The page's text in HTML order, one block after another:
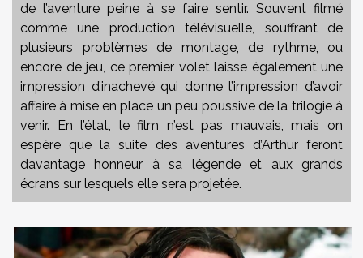
de l’aventure peine à se faire sentir. Souvent filmé
comme une production télévisuelle, souffrant de
plusieurs problèmes de montage, de rythme, ou
encore de jeu, ce premier volet laisse également une
impression d’inachevé qui donne l’impression d’avoir
affaire à mise en place un peu poussive de la trilogie à
venir. En l’état, le film n’est pas mauvais, mais on
espère que la suite des aventures d’Arthur feront
davantage honneur à sa légende et aux grands
écrans sur lesquels elle sera projetée.